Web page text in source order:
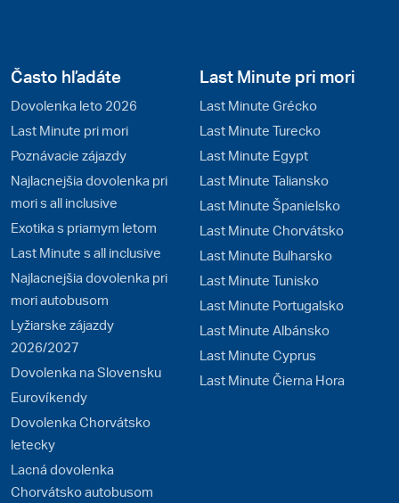
Často hľadáte
Dovolenka leto 2026
Last Minute pri mori
Poznávacie zájazdy
Najlacnejšia dovolenka pri
mori s all inclusive
Exotika s priamym letom
Last Minute s all inclusive
Najlacnejšia dovolenka pri
mori autobusom
Lyžiarske zájazdy
2026/2027
Dovolenka na Slovensku
Eurovíkendy
Dovolenka Chorvátsko
letecky
Lacná dovolenka
Chorvátsko autobusom
Last Minute pri mori
Last Minute Grécko
Last Minute Turecko
Last Minute Egypt
Last Minute Taliansko
Last Minute Španielsko
Last Minute Chorvátsko
Last Minute Bulharsko
Last Minute Tunisko
Last Minute Portugalsko
Last Minute Albánsko
Last Minute Cyprus
Last Minute Čierna Hora